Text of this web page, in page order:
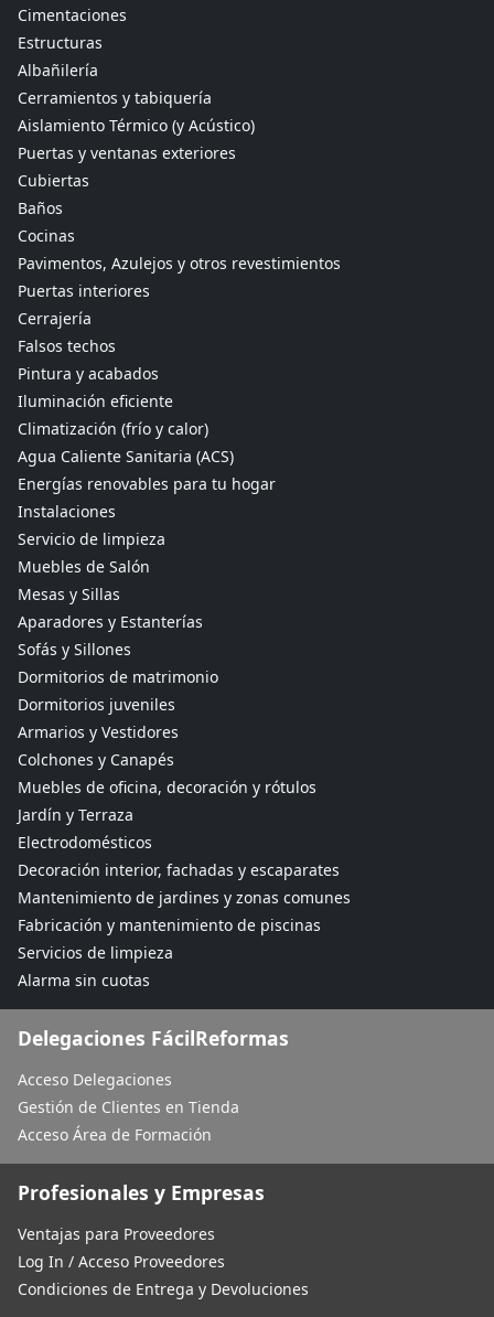
Cimentaciones
Estructuras
Albañilería
Cerramientos y tabiquería
Aislamiento Térmico (y Acústico)
Puertas y ventanas exteriores
Cubiertas
Baños
Cocinas
Pavimentos, Azulejos y otros revestimientos
Puertas interiores
Cerrajería
Falsos techos
Pintura y acabados
Iluminación eficiente
Climatización (frío y calor)
Agua Caliente Sanitaria (ACS)
Energías renovables para tu hogar
Instalaciones
Servicio de limpieza
Muebles de Salón
Mesas y Sillas
Aparadores y Estanterías
Sofás y Sillones
Dormitorios de matrimonio
Dormitorios juveniles
Armarios y Vestidores
Colchones y Canapés
Muebles de oficina, decoración y rótulos
Jardín y Terraza
Electrodomésticos
Decoración interior, fachadas y escaparates
Mantenimiento de jardines y zonas comunes
Fabricación y mantenimiento de piscinas
Servicios de limpieza
Alarma sin cuotas
Delegaciones FácilReformas
Acceso Delegaciones
Gestión de Clientes en Tienda
Acceso Área de Formación
Profesionales y Empresas
Ventajas para Proveedores
Log In / Acceso Proveedores
Condiciones de Entrega y Devoluciones